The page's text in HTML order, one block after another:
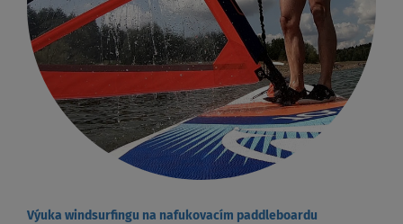
Výuka windsurfingu na nafukovacím paddleboardu